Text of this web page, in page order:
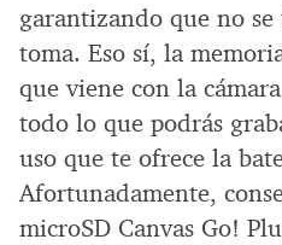
garantizando que no se
toma. Eso sí, la
que viene con la
todo lo que podrás
uso que te ofrece la
Afortunadamente,
microSD Canvas Go!